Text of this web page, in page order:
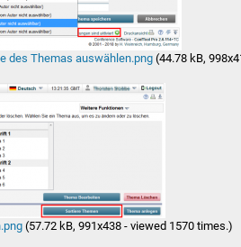
des Themas auswählen.png(44.78 kB,
(57.72 kB, 991x438 - viewed 1570 times.)